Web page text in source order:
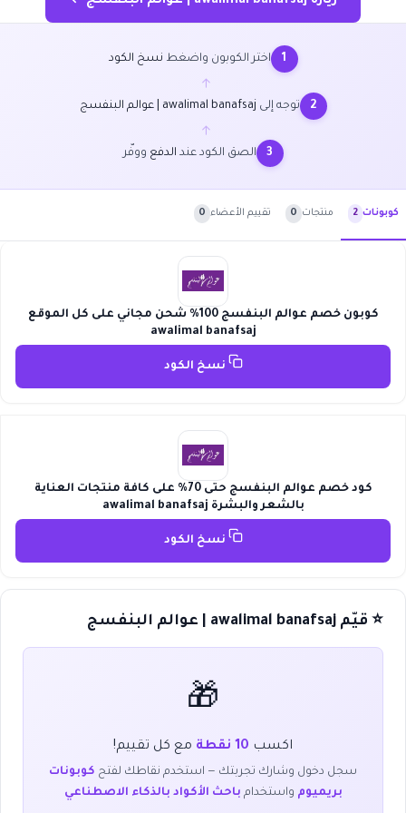
1 اختر الكوبون واضغط نسخ الكود
←
2 توجه إلى awalimal banafsaj | عوالم البنفسج
←
3 الصق الكود عند الدفع ووفّر
كوبونات 2 منتجات 0 تقييم الأعضاء 0
كوبون خصم عوالم البنفسج 100% شحن مجاني على كل الموقع
awalimal banafsaj
نسخ الكود
كود خصم عوالم البنفسج حتى 70% على كافة منتجات العناية
بالشعر والبشرة awalimal banafsaj
نسخ الكود
⭐ قيّم awalimal banafsaj | عوالم البنفسج
🎁
اكسب 10 نقطة مع كل تقييم!
سجل دخول وشارك تجربتك — استخدم نقاطك لفتح كوبونات
بريميوم واستخدام باحث الأكواد بالذكاء الاصطناعي